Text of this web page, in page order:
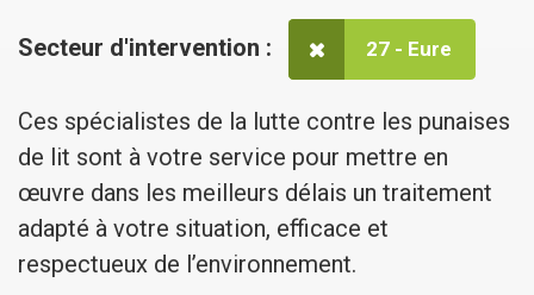
Secteur d'intervention : 27 - Eure
Ces spécialistes de la lutte contre les punaises
de lit sont à votre service pour mettre en
œuvre dans les meilleurs délais un traitement
adapté à votre situation, efficace et
respectueux de l’environnement.